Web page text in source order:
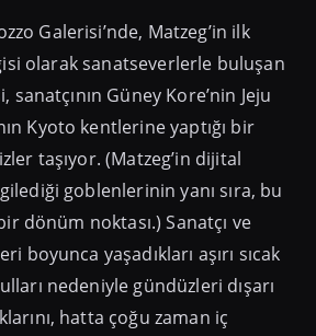
Galerisi’nde, Matzeg’in ilk
olarak sanatseverlerle buluşan
sanatçının Güney Kore’nin Jeju
Kyoto kentlerine yaptığı bir
taşıyor. (Matzeg’in dijital
goblenlerinin yanı sıra, bu
dönüm noktası.) Sanatçı ve
boyunca yaşadıkları aşırı sıcak
nedeniyle gündüzleri dışarı
hatta çoğu zaman iç